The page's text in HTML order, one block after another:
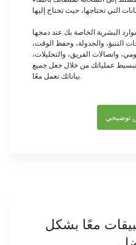
البشرية الخاصة بك عند دمجها
التنبؤ، والجدولة، وحفظ الوقت،
واتصالات الفريق، والتحليلات،
عملياتك من خلال جعل جميع
بياناتك تعمل معًا.
معًا بشكل